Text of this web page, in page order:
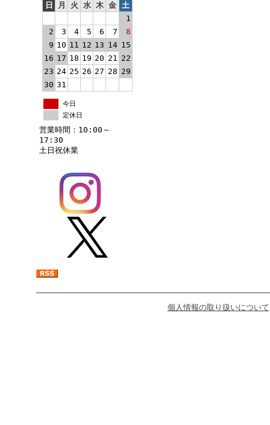
日
月 火 水 木 金 土
1
2
3 4 5 6 7
8
9 10 11 12 13 14 15
16 17 18 19 20 21 22
23 24 25 26 27 28 29
30 31
今日
定休日
営業時間：10:00～
17:30
土日祝休業
個人情報の取り扱いについて